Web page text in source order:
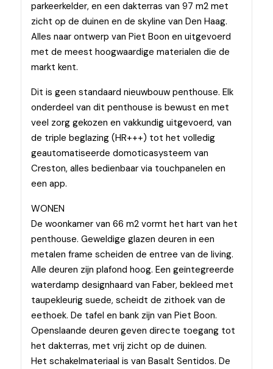
parkeerkelder, en een dakterras van 97 m2 met
zicht op de duinen en de skyline van Den Haag.
Alles naar ontwerp van Piet Boon en uitgevoerd
met de meest hoogwaardige materialen die de
markt kent.
Dit is geen standaard nieuwbouw penthouse. Elk
onderdeel van dit penthouse is bewust en met
veel zorg gekozen en vakkundig uitgevoerd, van
de triple beglazing (HR+++) tot het volledig
geautomatiseerde domoticasysteem van
Creston, alles bedienbaar via touchpanelen en
een app.
WONEN
De woonkamer van 66 m2 vormt het hart van het
penthouse. Geweldige glazen deuren in een
metalen frame scheiden de entree van de living.
Alle deuren zijn plafond hoog. Een geïntegreerde
waterdamp designhaard van Faber, bekleed met
taupekleurig suede, scheidt de zithoek van de
eethoek. De tafel en bank zijn van Piet Boon.
Openslaande deuren geven directe toegang tot
het dakterras, met vrij zicht op de duinen.
Het schakelmateriaal is van Basalt Sentidos. De